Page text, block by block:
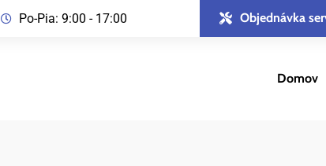
Po-Pia: 9:00 - 17:00 Objednávka
Domov